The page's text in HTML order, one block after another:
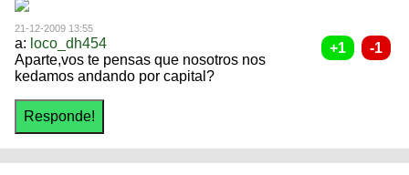
21-12-2009 13:55
a: loco_dh454
Aparte,vos te pensas que nosotros nos
kedamos andando por capital?